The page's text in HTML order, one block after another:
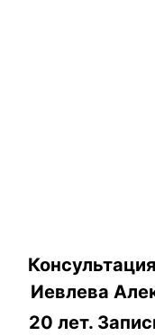
Иевлева
20 лет.